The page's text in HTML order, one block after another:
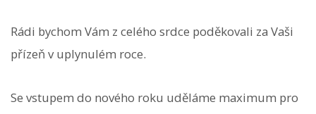
Rádi bychom Vám z celého srdce poděkovali za Vaši
přízeň v uplynulém roce.
Se vstupem do nového roku uděláme maximum pro